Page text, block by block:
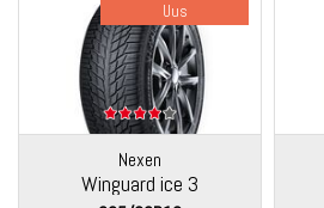
Uus
Nexen
Winguard ice 3